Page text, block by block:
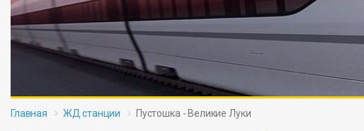
Главная ЖД станции Пустошка - Великие Луки